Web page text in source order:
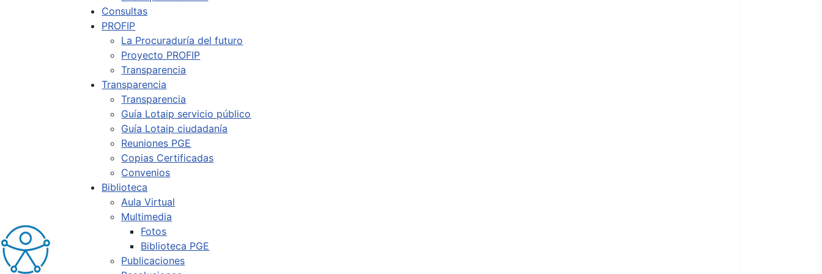
Consultas
PROFIP
La Procuraduría del futuro
Proyecto PROFIP
Transparencia
Transparencia
Transparencia
Guía Lotaip servicio público
Guía Lotaip ciudadanía
Reuniones PGE
Copias Certificadas
Convenios
Biblioteca
Aula Virtual
Multimedia
Fotos
Biblioteca PGE
Publicaciones